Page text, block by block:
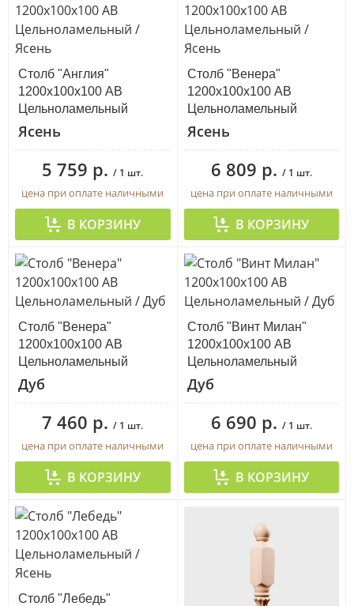
Столб "Англия"
1200х100х100 АВ
Цельноламельный
Ясень
5 759 р. / 1 шт.
цена при оплате наличными
В КОРЗИНУ
Столб "Венера"
1200х100х100 АВ
Цельноламельный
Ясень
6 809 р. / 1 шт.
цена при оплате наличными
В КОРЗИНУ
Столб "Венера"
1200х100х100 АВ
Цельноламельный
Дуб
7 460 р. / 1 шт.
цена при оплате наличными
В КОРЗИНУ
Столб "Винт Милан"
1200х100х100 АВ
Цельноламельный
Дуб
6 690 р. / 1 шт.
цена при оплате наличными
В КОРЗИНУ
Столб "Лебедь"